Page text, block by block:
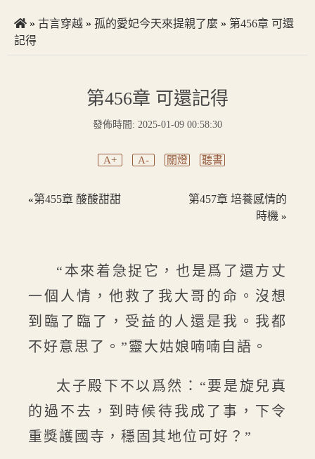
» 古言穿越 » 孤的愛妃今天來提親了麼 » 第456章 可還
記得
第456章 可還記得
發佈時間: 2025-01-09 00:58:30
A+ A- 關燈 聽書
«第455章 酸酸甜甜
第457章 培養感情的
時機 »
“本來着急捉它，也是爲了還方丈
一個人情，他救了我大哥的命。沒想
到臨了臨了，受益的人還是我。我都
不好意思了。”靈大姑娘喃喃自語。
太子殿下不以爲然：“要是旋兒真
的過不去，到時候待我成了事，下令
重獎護國寺，穩固其地位可好？”